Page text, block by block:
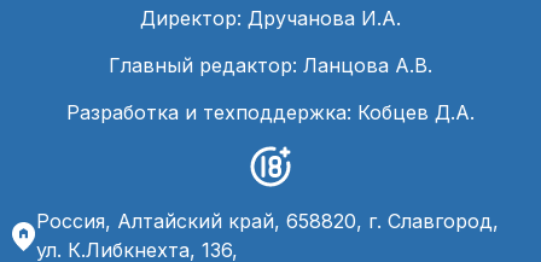
Директор: Дручанова И.А.
Главный редактор: Ланцова А.В.
Разработка и техподдержка: Кобцев Д.А.
Россия, Алтайский край, 658820, г. Славгород,
ул. К.Либкнехта, 136,